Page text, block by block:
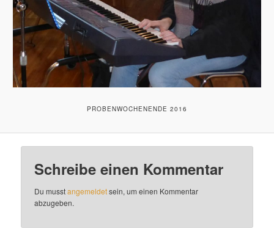
PROBENWOCHENENDE 2016
Schreibe einen Kommentar
Du musstangemeldetsein, um einen Kommentar
abzugeben.